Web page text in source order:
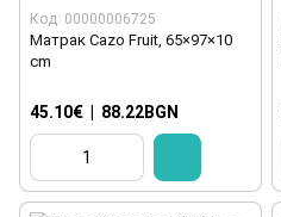
Код: 00000006725
Матрак Cazo Fruit, 65×97×10
cm
45.10€ 88.22BGN